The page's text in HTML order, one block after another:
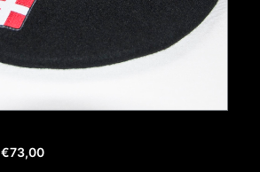
AJOUTER AU PANIER
€73,00